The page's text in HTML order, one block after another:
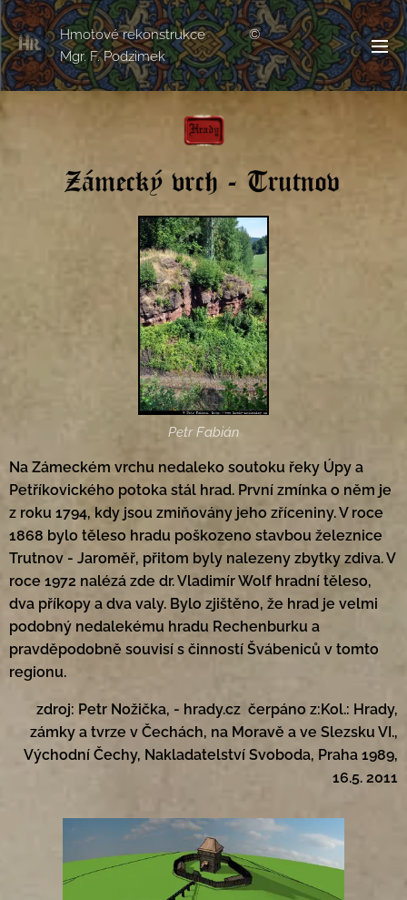
Hmotové rekonstrukce ©
Mgr. F. Podzimek
Petr Fabián
Na Zámeckém vrchu nedaleko soutoku řeky Úpy a
Petříkovického potoka stál hrad. První zmínka o něm je
z roku 1794, kdy jsou zmiňovány jeho zříceniny. V roce
1868 bylo těleso hradu poškozeno stavbou železnice
Trutnov - Jaroměř, přitom byly nalezeny zbytky zdiva. V
roce 1972 nalézá zde dr. Vladimír Wolf hradní těleso,
dva příkopy a dva valy. Bylo zjištěno, že hrad je velmi
podobný nedalekému hradu Rechenburku a
pravděpodobně souvisí s činností Švábeniců v tomto
regionu.
zdroj: Petr Nožička, - hrady.cz čerpáno z:Kol.: Hrady,
zámky a tvrze v Čechách, na Moravě a ve Slezsku VI.,
Východní Čechy, Nakladatelství Svoboda, Praha 1989,
16.5. 2011